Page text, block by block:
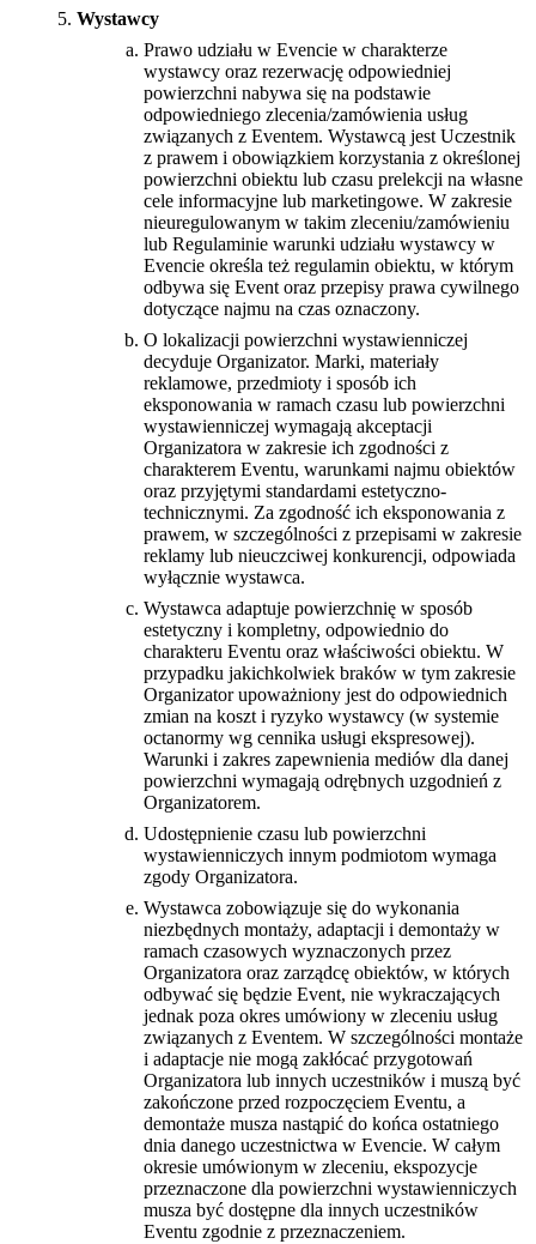
Wystawcy
Prawo udziału w Evencie w charakterze
wystawcy oraz rezerwację odpowiedniej
powierzchni nabywa się na podstawie
odpowiedniego zlecenia/zamówienia usług
związanych z Eventem. Wystawcą jest Uczestnik
z prawem i obowiązkiem korzystania z określonej
powierzchni obiektu lub czasu prelekcji na własne
cele informacyjne lub marketingowe. W zakresie
nieuregulowanym w takim zleceniu/zamówieniu
lub Regulaminie warunki udziału wystawcy w
Evencie określa też regulamin obiektu, w którym
odbywa się Event oraz przepisy prawa cywilnego
dotyczące najmu na czas oznaczony.
O lokalizacji powierzchni wystawienniczej
decyduje Organizator. Marki, materiały
reklamowe, przedmioty i sposób ich
eksponowania w ramach czasu lub powierzchni
wystawienniczej wymagają akceptacji
Organizatora w zakresie ich zgodności z
charakterem Eventu, warunkami najmu obiektów
oraz przyjętymi standardami estetyczno-
technicznymi. Za zgodność ich eksponowania z
prawem, w szczególności z przepisami w zakresie
reklamy lub nieuczciwej konkurencji, odpowiada
wyłącznie wystawca.
Wystawca adaptuje powierzchnię w sposób
estetyczny i kompletny, odpowiednio do
charakteru Eventu oraz właściwości obiektu. W
przypadku jakichkolwiek braków w tym zakresie
Organizator upoważniony jest do odpowiednich
zmian na koszt i ryzyko wystawcy (w systemie
octanormy wg cennika usługi ekspresowej).
Warunki i zakres zapewnienia mediów dla danej
powierzchni wymagają odrębnych uzgodnień z
Organizatorem.
Udostępnienie czasu lub powierzchni
wystawienniczych innym podmiotom wymaga
zgody Organizatora.
Wystawca zobowiązuje się do wykonania
niezbędnych montaży, adaptacji i demontaży w
ramach czasowych wyznaczonych przez
Organizatora oraz zarządcę obiektów, w których
odbywać się będzie Event, nie wykraczających
jednak poza okres umówiony w zleceniu usług
związanych z Eventem. W szczególności montaże
i adaptacje nie mogą zakłócać przygotowań
Organizatora lub innych uczestników i muszą być
zakończone przed rozpoczęciem Eventu, a
demontaże musza nastąpić do końca ostatniego
dnia danego uczestnictwa w Evencie. W całym
okresie umówionym w zleceniu, ekspozycje
przeznaczone dla powierzchni wystawienniczych
musza być dostępne dla innych uczestników
Eventu zgodnie z przeznaczeniem.